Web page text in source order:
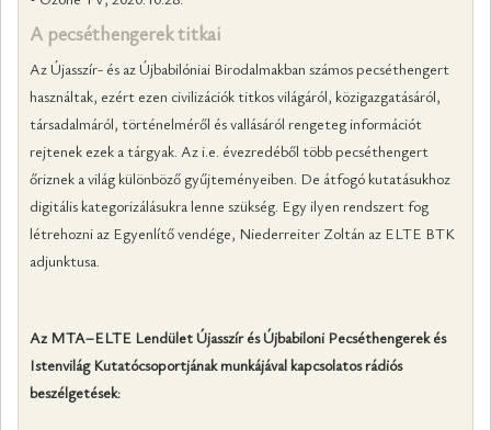
A pecséthengerek titkai
Az Újasszír- és az Újbabilóniai Birodalmakban számos pecséthengert
használtak, ezért ezen civilizációk titkos világáról, közigazgatásáról,
társadalmáról, történelméről és vallásáról rengeteg információt
rejtenek ezek a tárgyak. Az i.e. évezredéből több pecséthengert
őriznek a világ különböző gyűjteményeiben. De átfogó kutatásukhoz
digitális kategorizálásukra lenne szükség. Egy ilyen rendszert fog
létrehozni az Egyenlítő vendége, Niederreiter Zoltán az ELTE BTK
adjunktusa.
Az MTA–ELTE Lendület Újasszír és Újbabiloni Pecséthengerek és
Istenvilág Kutatócsoportjának munkájával kapcsolatos rádiós
beszélgetések: